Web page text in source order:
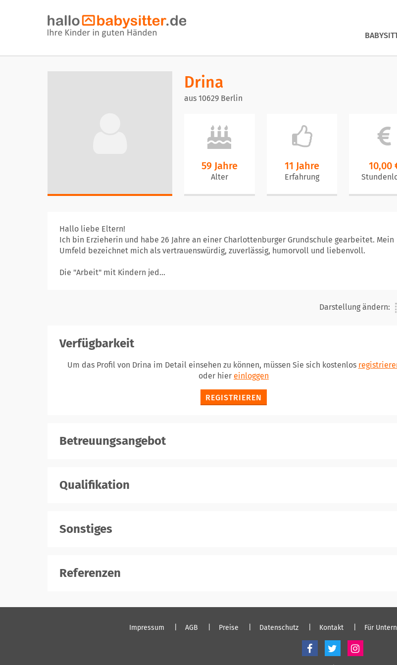
Drina
aus 10629 Berlin
59 Jahre
Alter
11 Jahre
Erfahrung
10,00
Hallo liebe Eltern!
Ich bin Erzieherin und habe 26 Jahre an einer Charlottenburger Grundschule gearbeitet. Mein
Umfeld bezeichnet mich als vertrauenswürdig, zuverlässig, humorvoll und liebenvoll.
Die "Arbeit" mit Kindern jed...
Darstellung ändern:
Verfügbarkeit
Um das Profil von Drina im Detail einsehen zu können, müssen Sie sich kostenlos
oder hier einloggen
REGISTRIEREN
Betreuungsangebot
Qualifikation
Sonstiges
Referenzen
einloggen
Impressum AGB Preise Datenschutz Kontakt Für